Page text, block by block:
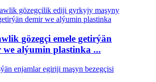
gözegçi emele getirýän
we alýumin plastinka ...